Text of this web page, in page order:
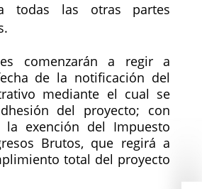
todas las otras partes
comenzarán a regir a
de la notificación del
mediante el cual se
del proyecto; con
la exención del Impuesto
Brutos, que regirá a
total del proyecto